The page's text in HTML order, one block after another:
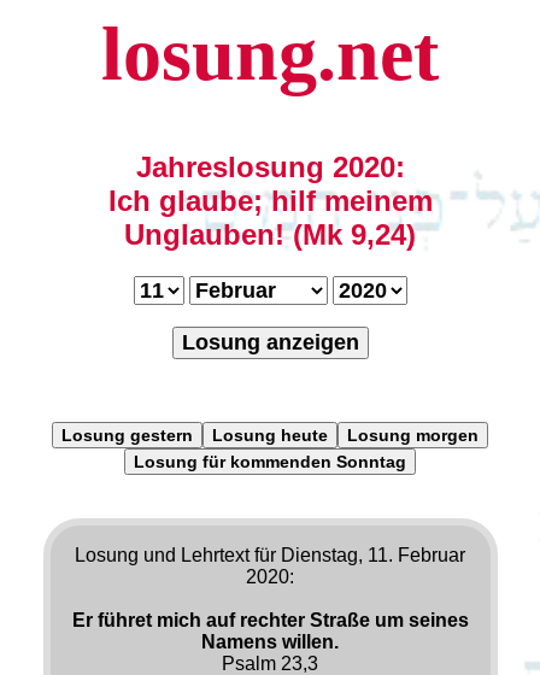
losung.net
Jahreslosung 2020:
Ich glaube; hilf meinem
Unglauben! (Mk 9,24)
Losung anzeigen
Losung gestern Losung heute
Losung morgen
Losung für kommenden Sonntag
Losung und Lehrtext für Dienstag, 11. Februar
2020:
Er führet mich auf rechter Straße um seines
Namens willen.
Psalm 23,3